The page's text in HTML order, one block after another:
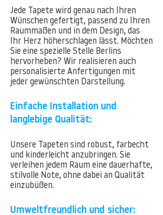
Jede Tapete wird genau nach Ihren
Wünschen gefertigt, passend zu Ihren
Raummaßen und in dem Design, das
Ihr Herz höherschlagen lässt. Möchten
Sie eine spezielle Stelle Berlins
hervorheben? Wir realisieren auch
personalisierte Anfertigungen mit
jeder gewünschten Darstellung.
Einfache Installation und
langlebige Qualität:
Unsere Tapeten sind robust, farbecht
und kinderleicht anzubringen. Sie
verleihen jedem Raum eine dauerhafte,
stilvolle Note, ohne dabei an Qualität
einzubüßen.
Umweltfreundlich und sicher: